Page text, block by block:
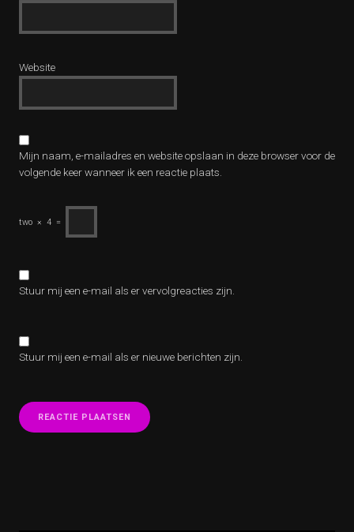
Website
Mijn naam, e-mailadres en website opslaan in deze browser voor de
volgende keer wanneer ik een reactie plaats.
two × 4 =
Stuur mij een e-mail als er vervolgreacties zijn.
Stuur mij een e-mail als er nieuwe berichten zijn.